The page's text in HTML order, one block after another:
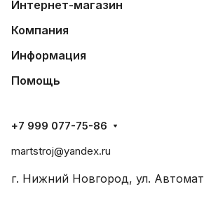
Интернет-магазин
Компания
Информация
Помощь
+7 999 077-75-86
martstroj@yandex.ru
г. Нижний Новгород, ул.